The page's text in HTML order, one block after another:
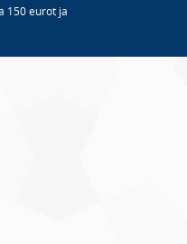
150 eurot ja